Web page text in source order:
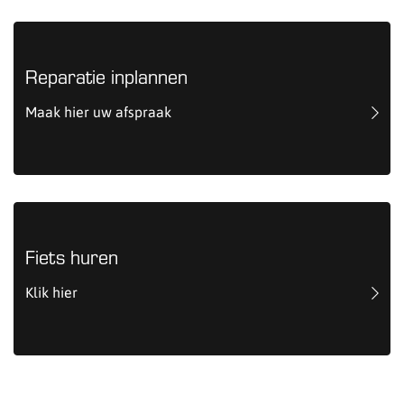
Reparatie inplannen
Maak hier uw afspraak
Fiets huren
Klik hier